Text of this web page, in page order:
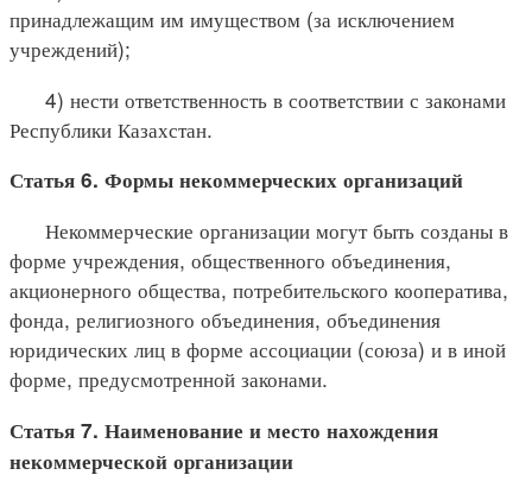
принадлежащим им имуществом (за исключением
учреждений);
4) нести ответственность в соответствии с законами
Республики Казахстан.
Статья 6. Формы некоммерческих организаций
Некоммерческие организации могут быть созданы в
форме учреждения, общественного объединения,
акционерного общества, потребительского кооператива,
фонда, религиозного объединения, объединения
юридических лиц в форме ассоциации (союза) и в иной
форме, предусмотренной законами.
Статья 7. Наименование и место нахождения
некоммерческой организации